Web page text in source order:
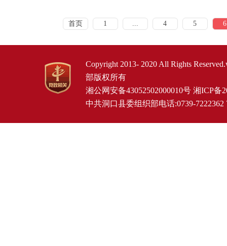
首页 1 ... 4 5 6
Copyright 2013- 2020 All Rights
部版权所有
湘公网安备43052502000010号 湘ICP备
中共洞口县委组织部电话:0739-7222362